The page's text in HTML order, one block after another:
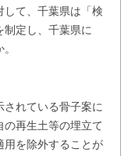
して、千葉県は「検
制定し、千葉県に
れている骨子案に
の再生土等の埋立て
用を除外することが